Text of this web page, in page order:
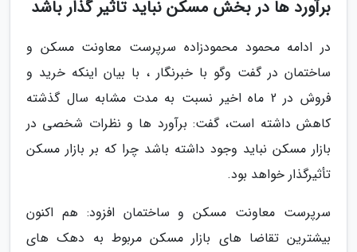
برآورد ها در بخش مسکن نباید تاثیر گذار باشد
در ادامه محمود محمودزاده سرپرست معاونت مسکن و
ساختمان در گفت وگو با خبرنگار ، با بیان اینکه خرید و
فروش در 2 ماه اخیر نسبت به مدت مشابه سال گذشته
کاهش داشته است، گفت: برآورد ها و نظرات شخصی در
بازار مسکن نباید وجود داشته باشد چرا که بر بازار مسکن
تأثیرگذار خواهد بود.
سرپرست معاونت مسکن و ساختمان افزود: هم اکنون
بیشترین تقاضا های بازار مسکن مربوط به دهک های